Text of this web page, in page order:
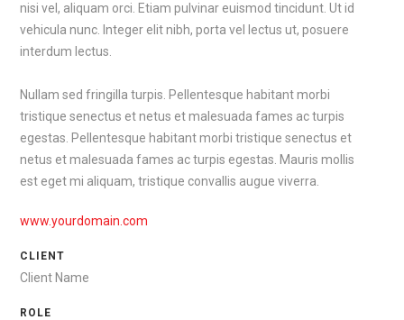
nisi vel, aliquam orci. Etiam pulvinar euismod tincidunt. Ut id
vehicula nunc. Integer elit nibh, porta vel lectus ut, posuere
interdum lectus.
Nullam sed fringilla turpis. Pellentesque habitant morbi
tristique senectus et netus et malesuada fames ac turpis
egestas. Pellentesque habitant morbi tristique senectus et
netus et malesuada fames ac turpis egestas. Mauris mollis
est eget mi aliquam, tristique convallis augue viverra.
www.yourdomain.com
CLIENT
Client Name
ROLE